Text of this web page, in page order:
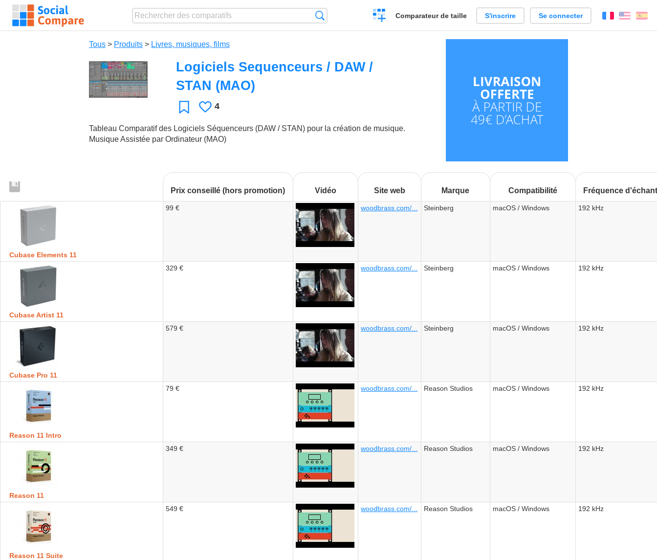
Créer
un
Comparateur de taille S'inscrire Se connecter FrançaisEnglish
Tous > Produits > Livres, musiques, films
Logiciels Sequenceurs / DAW /
STAN (MAO)
Favori J'aime
4
Tableau Comparatif des Logiciels Séquenceurs (DAW / STAN) pour la création de musique.
Musique Assistée par Ordinateur (MAO)
Prix conseillé (hors promotion) Vidéo Site web Marque Compatibilité Fréquence
Cubase Elements 11
99 € woodbrass.com/... Steinberg macOS / Windows 192 kHz
Cubase Artist 11
329 € woodbrass.com/... Steinberg macOS / Windows 192 kHz
Cubase Pro 11
579 € woodbrass.com/... Steinberg macOS / Windows 192 kHz
Reason 11 Intro
79 € woodbrass.com/... Reason Studios macOS / Windows 192 kHz
Reason 11
349 € woodbrass.com/... Reason Studios macOS / Windows 192 kHz
Reason 11 Suite
549 € woodbrass.com/... Reason Studios macOS / Windows 192 kHz